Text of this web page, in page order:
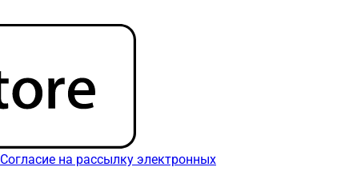
Согласие на рассылку электронных